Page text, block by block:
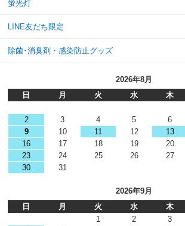
蛍光灯
LINE友だち限定
除菌･消臭剤・感染防止グッズ
2026年8月
日
月 火 水 木
2
3 4 5 6
9
10 11 12 13
16
17 18 19 20
23
24 25 26 27
30
31
2026年9月
日
月 火 水 木
1
2 3